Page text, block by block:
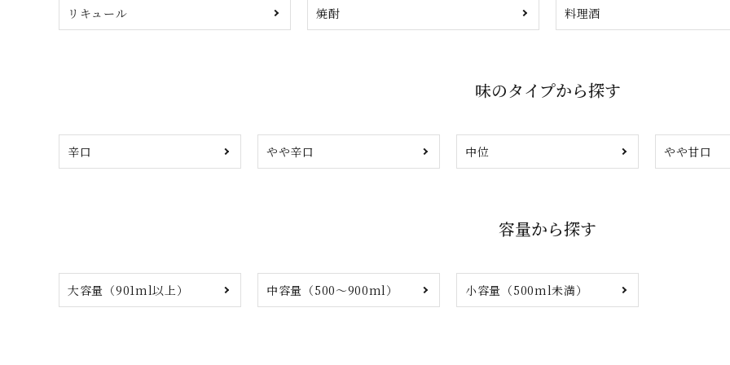
リキュール 焼酎 料理酒
味のタイプから探す
辛口 やや辛口 中位 やや甘口
容量から探す
大容量（901ml以上） 中容量（500～900ml） 小容量（500ml未満）